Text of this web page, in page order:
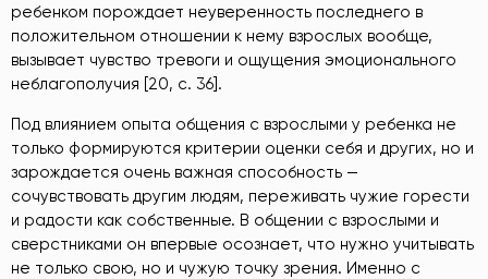
ребенком порождает неуверенность последнего в
положительном отношении к нему взрослых вообще,
вызывает чувство тревоги и ощущения эмоционального
неблагополучия [20, с. 36].
Под влиянием опыта общения с взрослыми у ребенка не
только формируются критерии оценки себя и других, но и
зарождается очень важная способность —
сочувствовать другим людям, переживать чужие горести
и радости как собственные. В общении с взрослыми и
сверстниками он впервые осознает, что нужно учитывать
не только свою, но и чужую точку зрения. Именно с